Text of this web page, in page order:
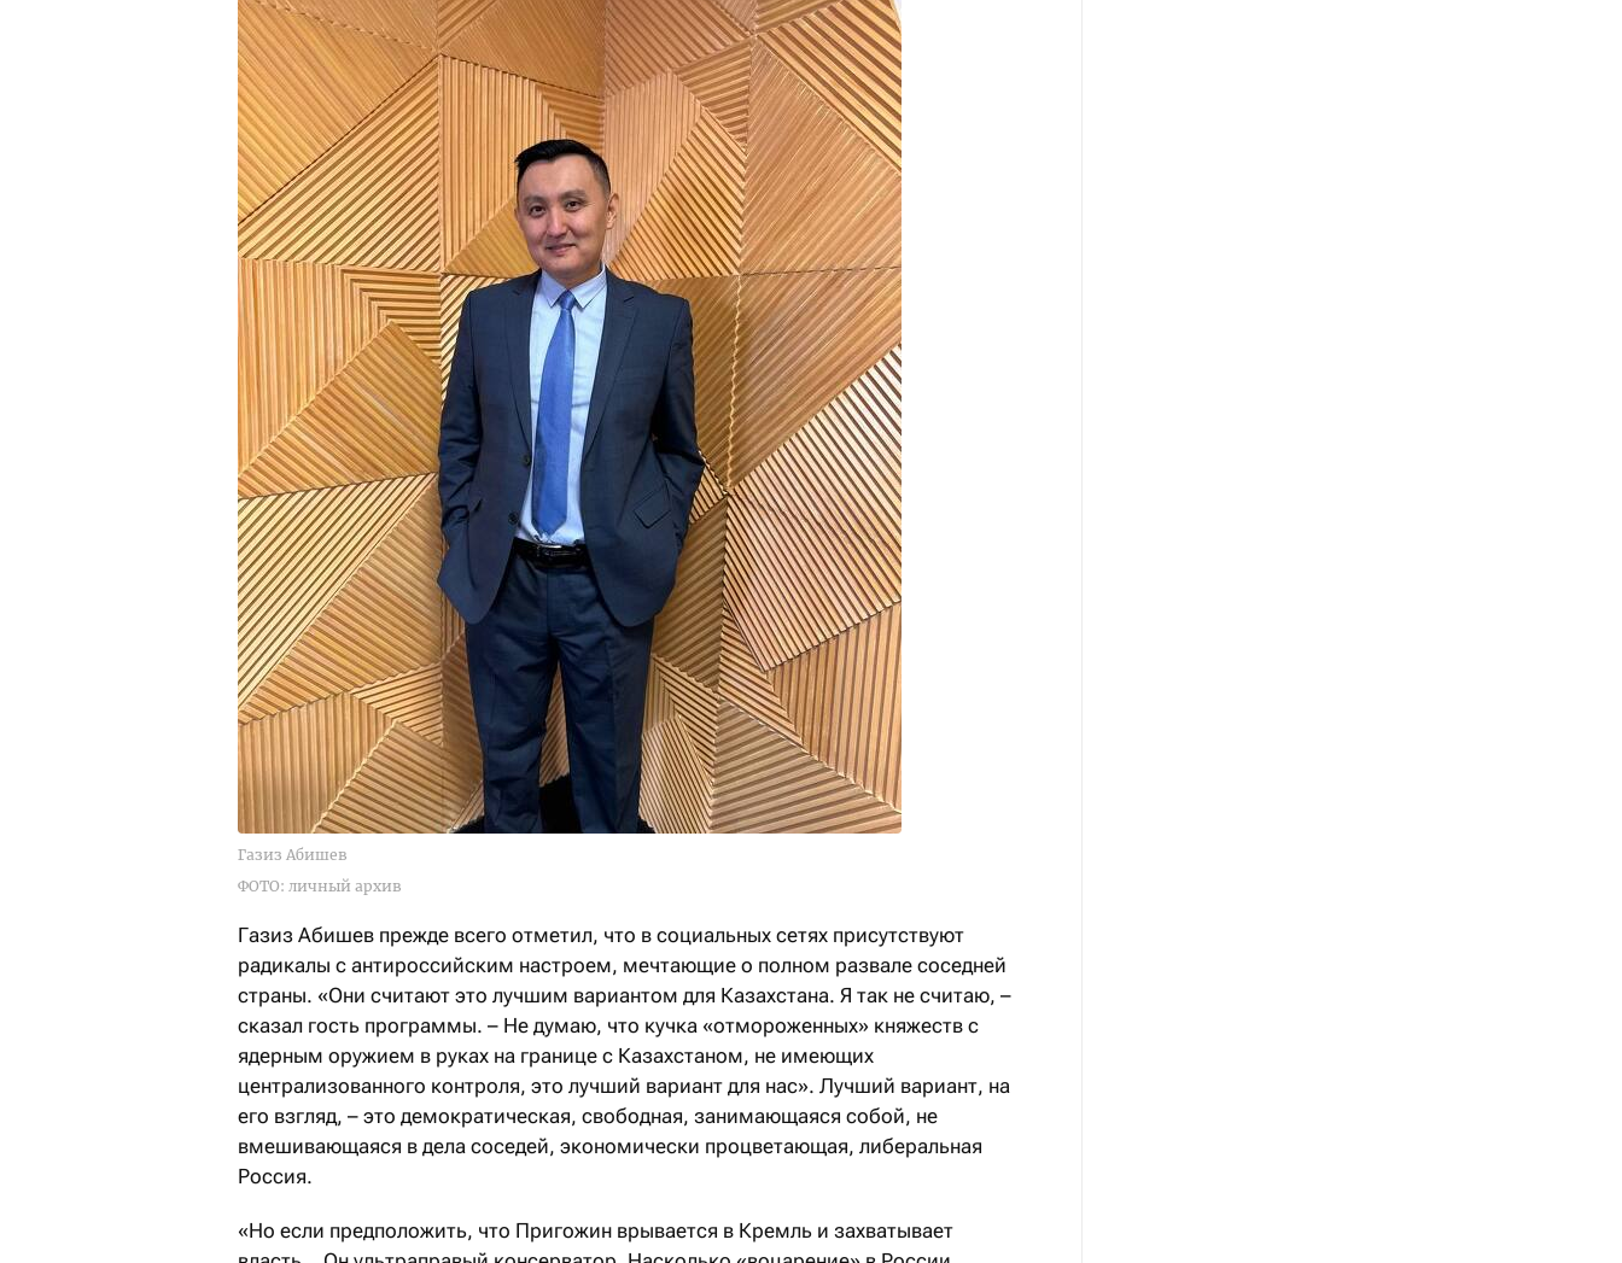
Газиз Абишев
ФОТО: личный архив
Газиз Абишев прежде всего отметил, что в социальных сетях присутствуют
радикалы с антироссийским настроем, мечтающие о полном развале соседней
страны. «Они считают это лучшим вариантом для Казахстана. Я так не считаю, –
сказал гость программы. – Не думаю, что кучка «отмороженных» княжеств с
ядерным оружием в руках на границе с Казахстаном, не имеющих
централизованного контроля, это лучший вариант для нас». Лучший вариант, на
его взгляд, – это демократическая, свободная, занимающаяся собой, не
вмешивающаяся в дела соседей, экономически процветающая, либеральная
Россия.
«Но если предположить, что Пригожин врывается в Кремль и захватывает